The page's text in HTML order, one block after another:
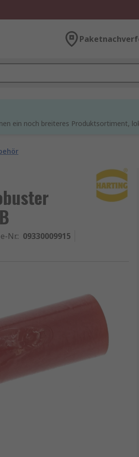
ein noch breiteres Produktsortiment,
Nr.: 09330009915